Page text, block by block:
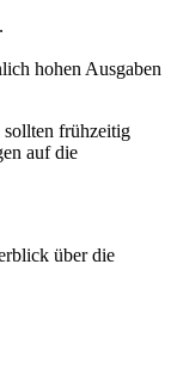
hohen Ausgaben
sollten frühzeitig
auf die
über die